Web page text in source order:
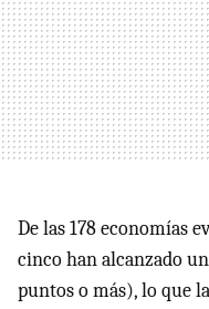
De las 178 economías
cinco han alcanzado
puntos o más), lo que